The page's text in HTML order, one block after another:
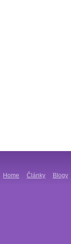
Home Články Blogy